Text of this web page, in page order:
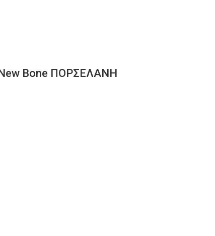
Bone ΠΟΡΣΕΛΑΝΗ